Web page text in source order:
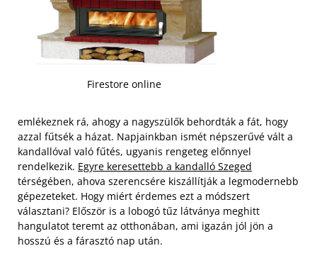
Firestore online
emlékeznek rá, ahogy a nagyszülők behordták a fát, hogy
azzal fűtsék a házat. Napjainkban ismét népszerűvé vált a
kandallóval való fűtés, ugyanis rengeteg előnnyel
rendelkezik. Egyre keresettebb a kandalló Szeged
térségében, ahova szerencsére kiszállítják a legmodernebb
gépezeteket. Hogy miért érdemes ezt a módszert
választani? Először is a lobogó tűz látványa meghitt
hangulatot teremt az otthonában, ami igazán jól jön a
hosszú és a fárasztó nap után.